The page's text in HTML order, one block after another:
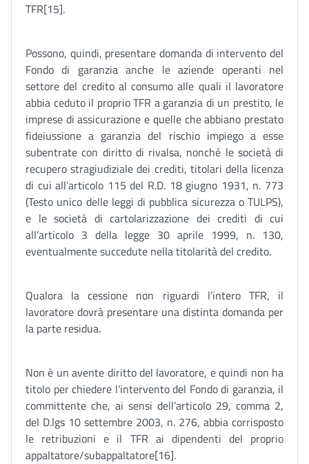
TFR[15].
Possono, quindi, presentare domanda di intervento del
Fondo di garanzia anche le aziende operanti nel
settore del credito al consumo alle quali il lavoratore
abbia ceduto il proprio TFR a garanzia di un prestito, le
imprese di assicurazione e quelle che abbiano prestato
fideiussione a garanzia del rischio impiego a esse
subentrate con diritto di rivalsa, nonché le società di
recupero stragiudiziale dei crediti, titolari della licenza
di cui all’articolo 115 del R.D. 18 giugno 1931, n. 773
(Testo unico delle leggi di pubblica sicurezza o TULPS),
e le società di cartolarizzazione dei crediti di cui
all’articolo 3 della legge 30 aprile 1999, n. 130,
eventualmente succedute nella titolarità del credito.
Qualora la cessione non riguardi l’intero TFR, il
lavoratore dovrà presentare una distinta domanda per
la parte residua.
Non è un avente diritto del lavoratore, e quindi non ha
titolo per chiedere l’intervento del Fondo di garanzia, il
committente che, ai sensi dell’articolo 29, comma 2,
del D.lgs 10 settembre 2003, n. 276, abbia corrisposto
le retribuzioni e il TFR ai dipendenti del proprio
appaltatore/subappaltatore[16].